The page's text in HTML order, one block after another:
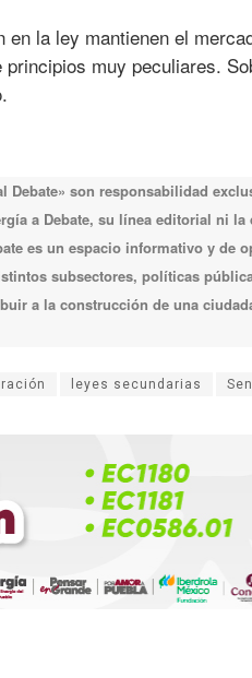
la ley mantienen el
muy peculiares.
son responsabilidad
a Debate, su línea editorial ni
es un espacio informativo y de
subsectores, políticas
a la construcción de una
leyes secundarias